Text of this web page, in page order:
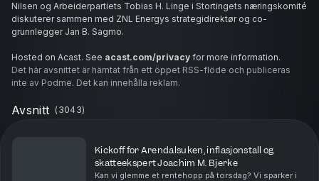
Nilsen og Arbeiderpartiets Tobias H. Linge i Stortingets næringskomité
diskuterer sammen med ZNL Energys strategidirektør og co-
grunnlegger Jan B. Sagmo.
Hosted on Acast. See acast.com/privacy for more information.
Det här avsnittet är hämtat från ett öppet RSS-flöde och publiceras
inte av Podme. Det kan innehålla reklam.
Avsnitt (3043)
Kickoff for Arendalsuken, inflasjonstall og
skatteekspert Joachim M. Bjerke
Kan vi glemme et rentehopp på torsdag? Vi sparker i